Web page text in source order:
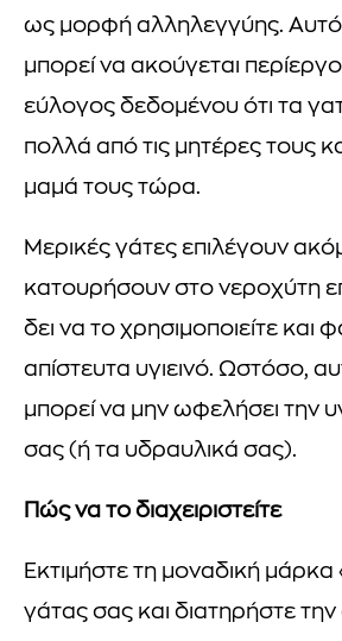
ως μορφή αλληλεγγύης.
μπορεί να ακούγεται
εύλογος δεδομένου ότι τα
πολλά από τις μητέρες τους
μαμά τους τώρα.
Μερικές γάτες επιλέγουν
κατουρήσουν στο νεροχύτη
δει να το χρησιμοποιείτε και
απίστευτα υγιεινό. Ωστόσο,
μπορεί να μην ωφελήσει την
σας (ή τα υδραυλικά σας).
Πώς να το διαχειριστείτε
Εκτιμήστε τη μοναδική μάρκα
γάτας σας και διατηρήστε